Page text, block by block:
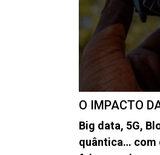
O IMPACTO
Big data, 5G,
quântica… com